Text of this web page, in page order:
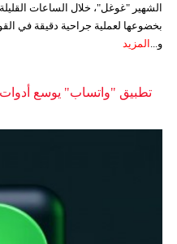
الشهير "غوغل"، خلال الساعات
بخضوعها لعملية جراحية دقيقة في
و...
المزيد
تطبيق "واتساب" يوسع أدوات